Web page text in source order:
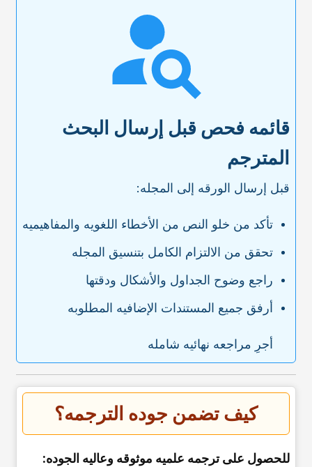
قائمه فحص قبل إرسال البحث
المترجم
قبل إرسال الورقه إلى المجله:
تأکد من خلو النص من الأخطاء اللغویه والمفاهیمیه
تحقق من الالتزام الکامل بتنسیق المجله
راجع وضوح الجداول والأشکال ودقتها
أرفق جمیع المستندات الإضافیه المطلوبه
أجرِ مراجعه نهائیه شامله
کیف تضمن جوده الترجمه؟
للحصول على ترجمه علمیه موثوقه وعالیه الجوده: